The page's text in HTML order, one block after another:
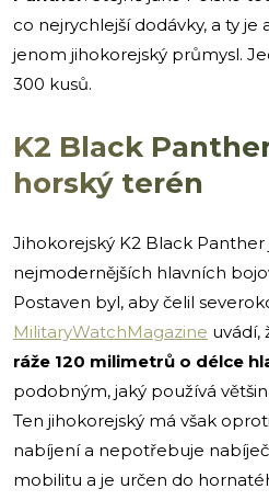
co nejrychlejší dodávky, a ty
jenom jihokorejský průmysl.
300 kusů.
K2 Black
horský terén
Jihokorejský K2 Black Panther
nejmodernějších hlavních
Postaven byl, aby čelil
MilitaryWatchMagazine uvádí,
ráže 120 milimetrů o délce
podobným, jaký používá
Ten jihokorejský má však
nabíjení a nepotřebuje
mobilitu a je určen do